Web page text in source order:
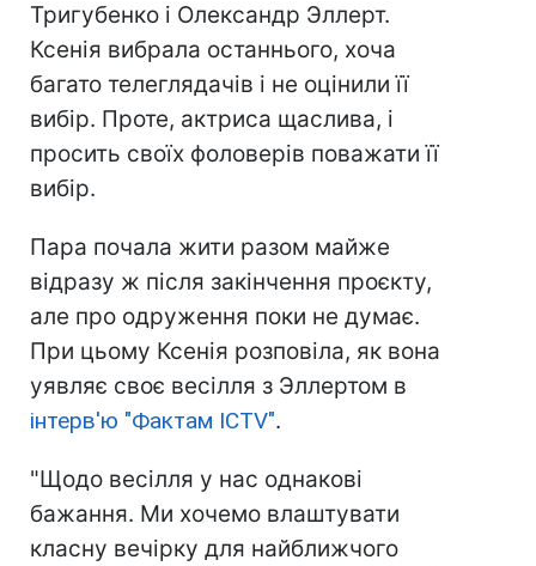
Тригубенко і Олександр Эллерт.
Ксенія вибрала останнього, хоча
багато телеглядачів і не оцінили її
вибір. Проте, актриса щаслива, і
просить своїх фоловерів поважати її
вибір.
Пара почала жити разом майже
відразу ж після закінчення проєкту,
але про одруження поки не думає.
При цьому Ксенія розповіла, як вона
уявляє своє весілля з Эллертом в
інтерв'ю "Фактам ICTV".
"Щодо весілля у нас однакові
бажання. Ми хочемо влаштувати
класну вечірку для найближчого